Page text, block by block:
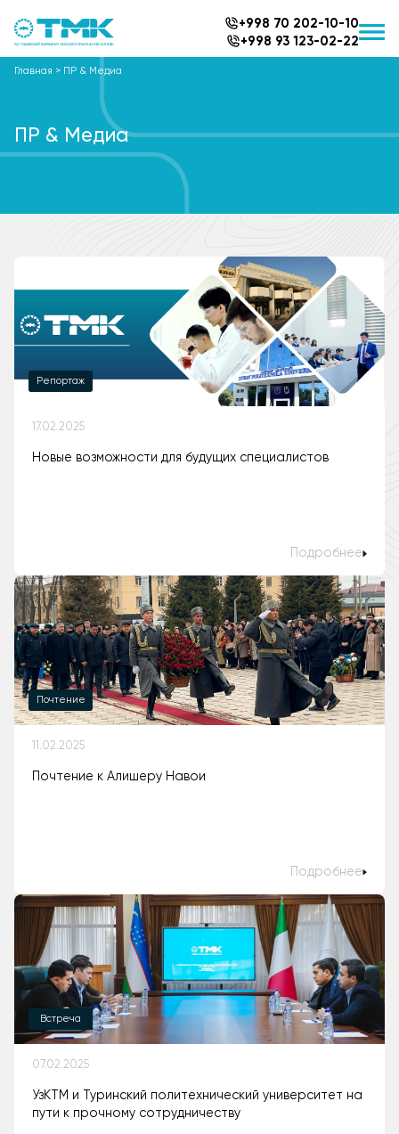
+998 70 202-10-10
+998 93 123-02-22
Главная > ПР & Медиа
ПР & Медиа
Pепортаж
17.02.2025
Новые возможности для будущих специалистов
Подробнее
Почтение
11.02.2025
Почтение к Алишеру Навои
Подробнее
Встреча
07.02.2025
УзКТМ и Туринский политехнический университет на
пути к прочному сотрудничеству